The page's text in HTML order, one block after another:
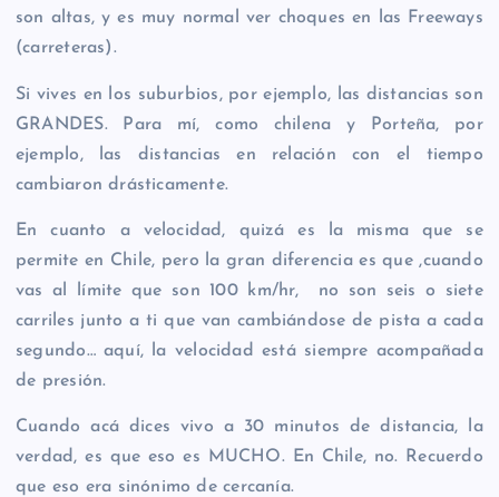
son altas, y es muy normal ver choques en las Freeways
(carreteras).
Si vives en los suburbios, por ejemplo, las distancias son
GRANDES. Para mí, como chilena y Porteña, por
ejemplo, las distancias en relación con el tiempo
cambiaron drásticamente.
En cuanto a velocidad, quizá es la misma que se
permite en Chile, pero la gran diferencia es que ,cuando
vas al límite que son 100 km/hr, no son seis o siete
carriles junto a ti que van cambiándose de pista a cada
segundo… aquí, la velocidad está siempre acompañada
de presión.
Cuando acá dices vivo a 30 minutos de distancia, la
verdad, es que eso es MUCHO. En Chile, no. Recuerdo
que eso era sinónimo de cercanía.